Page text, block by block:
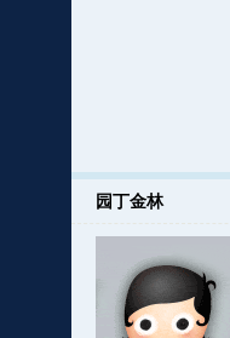
园丁金林